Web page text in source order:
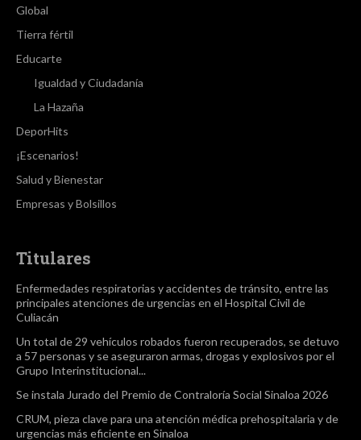
Global
Tierra fértil
Educarte
Igualdad y Ciudadanía
La Hazaña
DeporHits
¡Escenarios!
Salud y Bienestar
Empresas y Bolsillos
Titulares
Enfermedades respiratorias y accidentes de tránsito, entre las
principales atenciones de urgencias en el Hospital Civil de
Culiacán
Un total de 29 vehículos robados fueron recuperados, se detuvo
a 57 personas y se aseguraron armas, drogas y explosivos por el
Grupo Interinstitucional...
Se instala Jurado del Premio de Contraloría Social Sinaloa 2026
CRUM, pieza clave para una atención médica prehospitalaria y de
urgencias más eficiente en Sinaloa